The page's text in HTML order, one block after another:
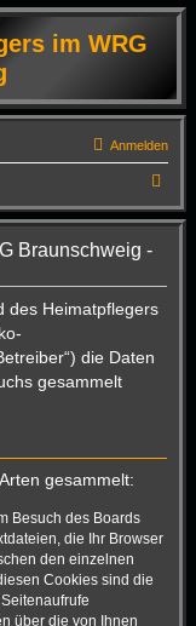
im WRG
Anmelden
u
Braunschweig -
des Heimatpflegers
die Daten
gesammelt
gesammelt:
Besuch des Boards
die Ihr Browser
den einzelnen
Cookies sind die
über die von Ihnen